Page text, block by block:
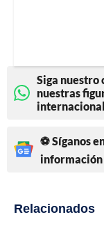
Siga nuestro
nuestras
⚽ Síganos
Relacionados